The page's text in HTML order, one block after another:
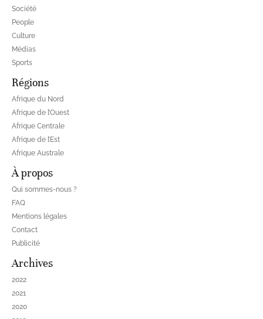
Société
People
Culture
Médias
Sports
Régions
Afrique du Nord
Afrique de l’Ouest
Afrique Centrale
Afrique de l’Est
Afrique Australe
À propos
Qui sommes-nous ?
FAQ
Mentions légales
Contact
Publicité
Archives
2022
2021
2020